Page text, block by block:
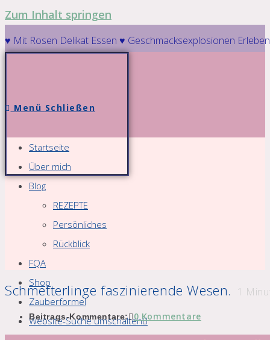
Zum Inhalt springen
♥ Mit Rosen Delikat Essen ♥ Geschmacksexplosionen
Menü Schließen
Startseite
Über mich
Blog
REZEPTE
Persönliches
Rückblick
FQA
Shop
Zauberformel
Website-Suche umschalten
Schmetterlinge faszinierende Wesen. 1
Beitrags-Kommentare: 0 Kommentare